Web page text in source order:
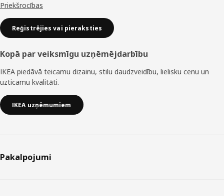
Priekšrocības
Reģistrējies vai pieraksties
Kopā par veiksmīgu uzņēmējdarbību
IKEA piedāvā teicamu dizainu, stilu daudzveidību, lielisku cenu un
uzticamu kvalitāti.
IKEA uzņēmumiem
Pakalpojumi